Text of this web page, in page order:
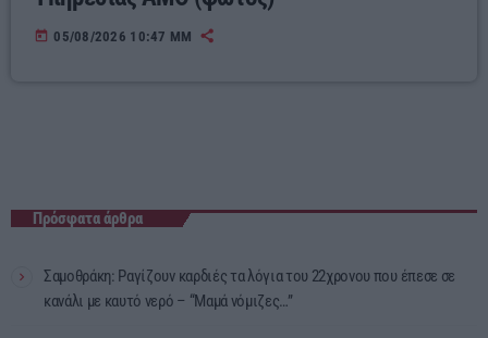
today 05/08/2026 10:47 ΜΜ
Πρόσφατα άρθρα
Σαμοθράκη: Ραγίζουν καρδιές τα λόγια του 22χρονου που έπεσε σε
κανάλι με καυτό νερό – “Μαμά νόμιζες…”